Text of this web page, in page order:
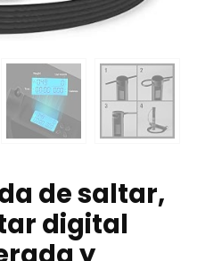
de saltar,
digital